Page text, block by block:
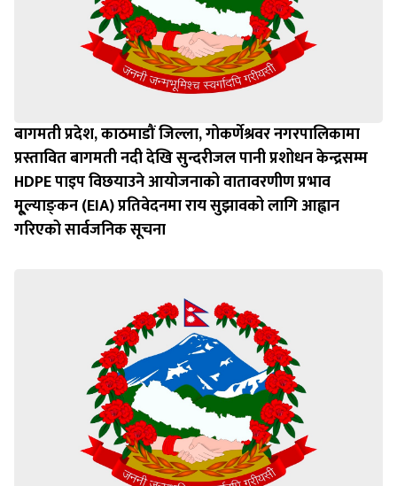
बागमती प्रदेश, काठमाडौं जिल्ला, गोकर्णेश्रवर नगरपालिकामा
प्रस्तावित बागमती नदी देखि सुन्दरीजल पानी प्रशोधन केन्द्रसम्म
HDPE पाइप विछयाउने आयोजनाको वातावरणीण प्रभाव
मू्ल्याङ्‍कन (EIA) प्रतिवेदनमा राय सुझावको लागि आह्वान
गरिएको सार्वजनिक सूचना